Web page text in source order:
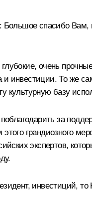
: Большое спасибо Вам,
очень
и инвестиции. То
базу
за
грандиозного
экспертов,
инвестиций,